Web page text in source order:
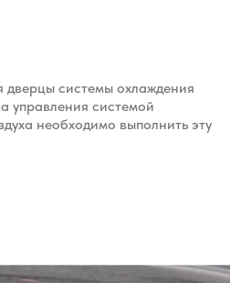
дверцы системы охлаждения
управления системой
необходимо выполнить эту